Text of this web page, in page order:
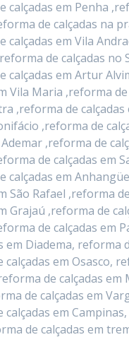
calçadas em Penha
de calçadas na
calçadas em Vila
de calçadas no
calçadas em Artur
Vila Maria ,reforma
,reforma de
,reforma de
,reforma de
de calçadas em
calçadas em
São Rafael ,reforma
Grajaú ,reforma de
de calçadas em
em Diadema, reforma
calçadas em Osasco,
de calçadas
de calçadas em
calçadas em
de calçadas em